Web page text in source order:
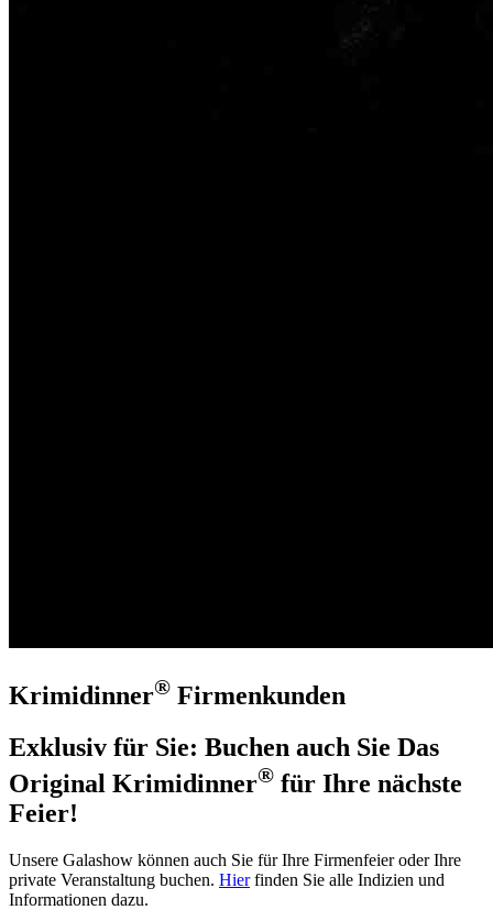
Krimidinner® Firmenkunden
Exklusiv für Sie: Buchen auch Sie Das
Original Krimidinner® für Ihre nächste
Feier!
Unsere Galashow können auch Sie für Ihre Firmenfeier oder Ihre
private Veranstaltung buchen. Hierfinden Sie alle Indizien und
Informationen dazu.